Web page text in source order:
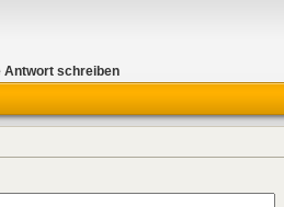
Antwort schreiben